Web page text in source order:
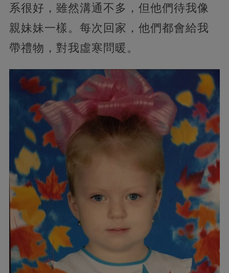
系很好，雖然溝通不多，但他們待我像
親妹妹一樣。每次回家，他們都會給我
帶禮物，對我虛寒問暖。